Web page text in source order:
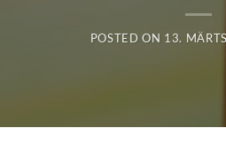
POSTED ON 13.